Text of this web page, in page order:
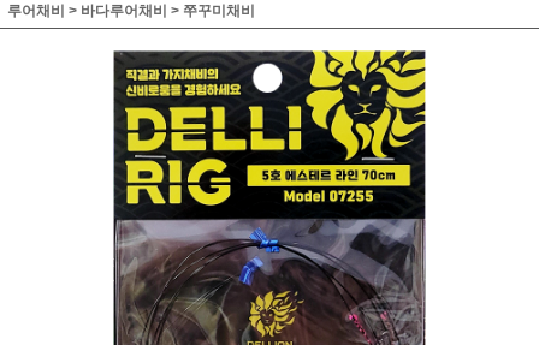
루어채비 > 바다루어채비 > 쭈꾸미채비